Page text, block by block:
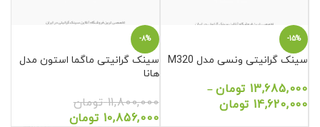
-15%
سینک گرانیتی ونسی مدل M320
13,685,000 تومان –
14,620,000 تومان
-8%
سینک گرانیتی ماگما استون مدل
هانا
11,800,000 تومان
10,856,000 تومان